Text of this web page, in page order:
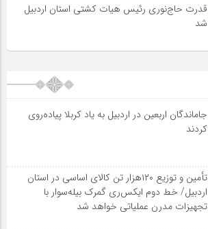
قدرت حاج‌نوری رئیس هیات کشتی استان اردبیل
شد
جاماندگان اربعین در اردبیل به یاد کربلا پیاده‌روی
کردند
تأمین و توزیع ۱۲۰هزار تن کالای اساسی در استان
اردبیل/ خط دوم ایکس‌ری گمرک بیله‌سوار با
تجهیزات مدرن عملیاتی خواهد شد